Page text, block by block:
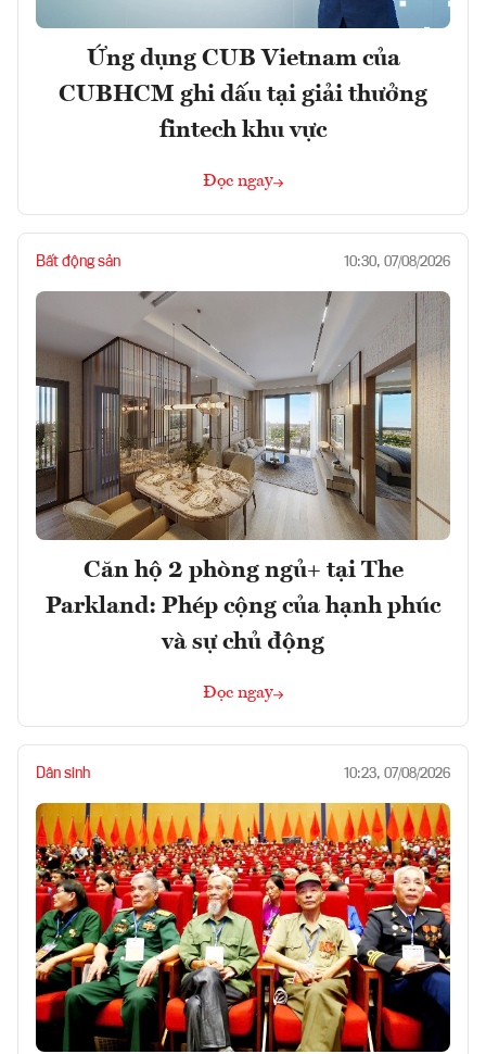
Ứng dụng CUB Vietnam của
CUBHCM ghi dấu tại giải thưởng
fintech khu vực
Đọc ngay
Bất động sản 10:30, 07/08/2026
Căn hộ 2 phòng ngủ+ tại The
Parkland: Phép cộng của hạnh phúc
và sự chủ động
Đọc ngay
Dân sinh 10:23, 07/08/2026